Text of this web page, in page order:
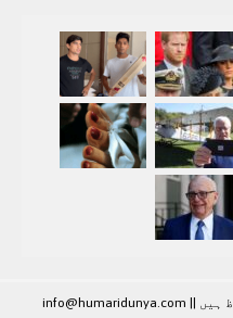
ہيں | info@humaridunya.com |